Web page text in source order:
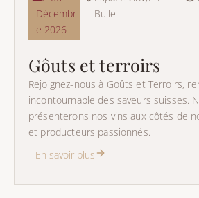
Décembr
e 2026
Bulle
Gôuts et terroirs
Rejoignez-nous à Goûts et Terroirs,
incontournable des saveurs suisses.
présenterons nos vins aux côtés de
et producteurs passionnés.
En savoir plus